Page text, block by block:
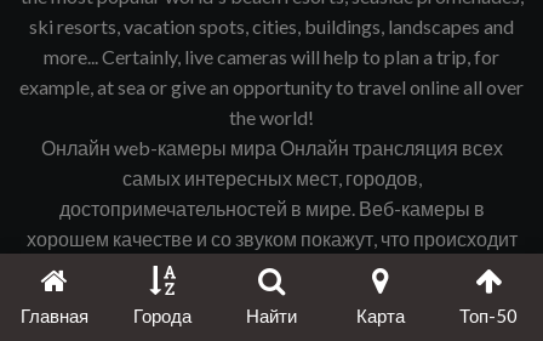
ski resorts, vacation spots, cities, buildings, landscapes and
more... Certainly, live cameras will help to plan a trip, for
example, at sea or give an opportunity to travel online all over
the world!
Онлайн web-камеры мира Онлайн трансляция всех
самых интересных мест, городов,
достопримечательностей в мире. Веб-камеры в
хорошем качестве и со звуком покажут, что происходит
именно сейчас в интересующем Вас городе, курорте и
т.д.
Главная Города Найти Карта Топ-50